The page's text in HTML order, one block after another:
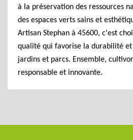
à la préservation des ressources
des espaces verts sains et
Artisan Stephan à 45600, c'est
qualité qui favorise la durabilité et
jardins et parcs. Ensemble,
responsable et innovante.